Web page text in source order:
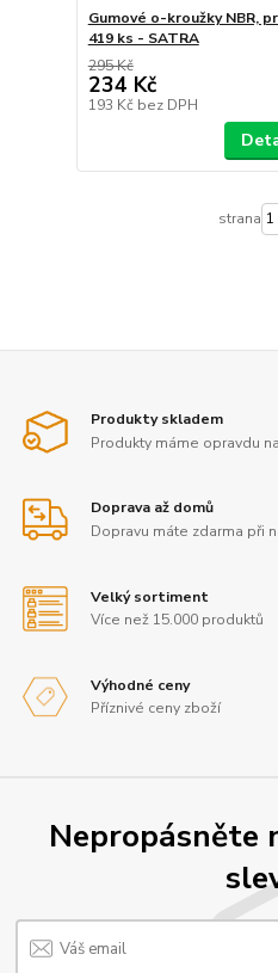
Gumové o-kroužky NBR,
419 ks - SATRA
295 Kč
234 Kč
193 Kč bez DPH
strana
Produkty skladem
Produkty máme opravdu
Doprava až domů
Dopravu máte zdarma při
Velký sortiment
Více než 15.000 produktů
Výhodné ceny
Příznivé ceny zboží
Nepropásněte